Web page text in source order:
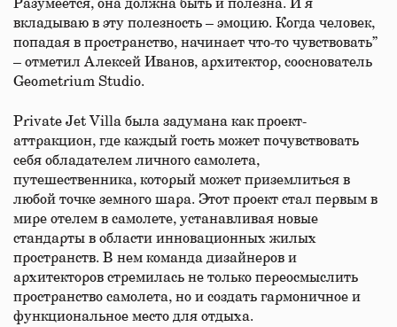
Разумеется, она должна быть и полезна. И я
вкладываю в эту полезность – эмоцию. Когда человек,
попадая в пространство, начинает что-то чувствовать”
– отметил Алексей Иванов, архитектор, сооснователь
Geometrium Studio.
Private Jet Villa была задумана как проект-
аттракцион, где каждый гость может почувствовать
себя обладателем личного самолета,
путешественника, который может приземлиться в
любой точке земного шара. Этот проект стал первым в
мире отелем в самолете, устанавливая новые
стандарты в области инновационных жилых
пространств. В нем команда дизайнеров и
архитекторов стремилась не только переосмыслить
пространство самолета, но и создать гармоничное и
функциональное место для отдыха.